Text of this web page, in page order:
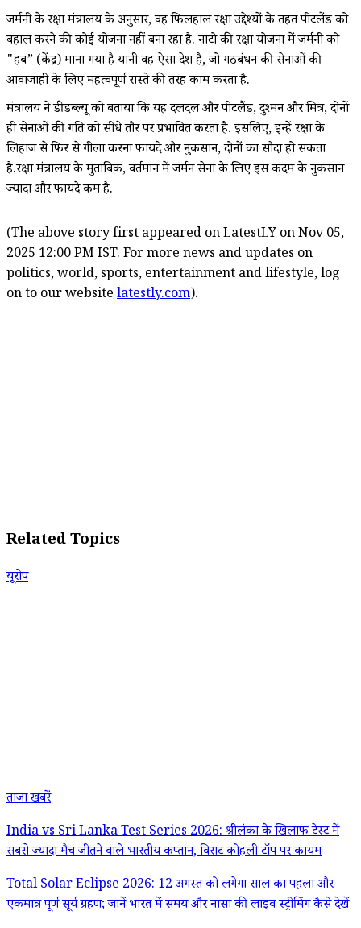
जर्मनी के रक्षा मंत्रालय के अनुसार, वह फिलहाल रक्षा उद्देश्यों के तहत पीटलैंड को
बहाल करने की कोई योजना नहीं बना रहा है. नाटो की रक्षा योजना में जर्मनी को
"हब” (केंद्र) माना गया है यानी वह ऐसा देश है, जो गठबंधन की सेनाओं की
आवाजाही के लिए महत्वपूर्ण रास्ते की तरह काम करता है.
मंत्रालय ने डीडब्ल्यू को बताया कि यह दलदल और पीटलैंड, दुश्मन और मित्र, दोनों
ही सेनाओं की गति को सीधे तौर पर प्रभावित करता है. इसलिए, इन्हें रक्षा के
लिहाज से फिर से गीला करना फायदे और नुकसान, दोनों का सौदा हो सकता
है.रक्षा मंत्रालय के मुताबिक, वर्तमान में जर्मन सेना के लिए इस कदम के नुकसान
ज्यादा और फायदे कम है.
(The above story first appeared on LatestLY on Nov 05,
2025 12:00 PM IST. For more news and updates on
politics, world, sports, entertainment and lifestyle, log
on to our website latestly.com).
Related Topics
यूरोप
ताजा खबरें
India vs Sri Lanka Test Series 2026: श्रीलंका के खिलाफ टेस्ट में
सबसे ज्यादा मैच जीतने वाले भारतीय कप्तान, विराट कोहली टॉप पर कायम
Total Solar Eclipse 2026: 12 अगस्त को लगेगा साल का पहला और
एकमात्र पूर्ण सूर्य ग्रहण; जानें भारत में समय और नासा की लाइव स्ट्रीमिंग कैसे देखें